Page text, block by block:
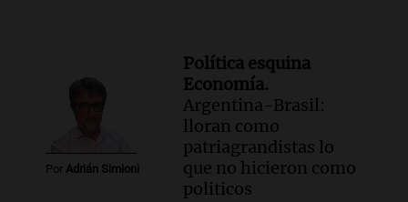
El gobierno sufre una derrota y
debe aceptar modificaciones en la ley de
tierras por falta de votos
Audio.Santa Cruz restituye salarios
descontados a docentes por paro en dos
Por Adrián Simioni
Política esquina
Economía.
Argentina-Brasil:
lloran como
patriagrandistas lo
que no hicieron como
politicos